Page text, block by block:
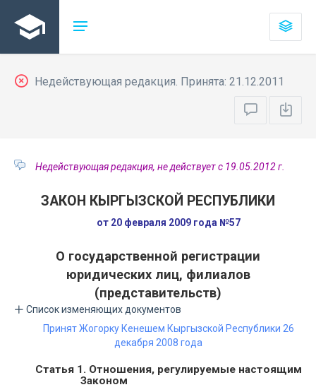
Недействующая редакция. Принята: 21.12.2011
Недействующая редакция, не действует с 19.05.2012 г.
ЗАКОН КЫРГЫЗСКОЙ РЕСПУБЛИКИ
от 20 февраля 2009 года №57
О государственной регистрации
юридических лиц, филиалов
(представительств)
Список изменяющих документов
Принят Жогорку Кенешем Кыргызской Республики 26
декабря 2008 года
Статья 1. Отношения, регулируемые настоящим
Законом